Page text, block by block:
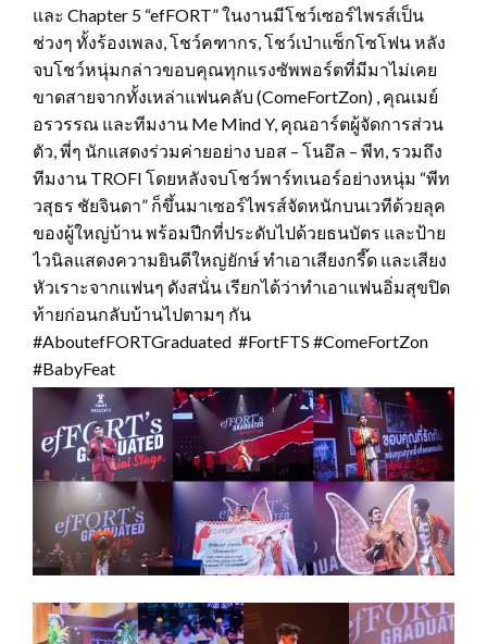
และ Chapter 5 “efFORT” ในงานมีโชว์เซอร์ไพรส์เป็น
ช่วงๆ ทั้งร้องเพลง, โชว์คฑากร, โชว์เป่าแซ็กโซโฟน หลัง
จบโชว์หนุ่มกล่าวขอบคุณทุกแรงซัพพอร์ตที่มีมาไม่เคย
ขาดสายจากทั้งเหล่าแฟนคลับ (ComeFortZon) , คุณเมย์
อรวรรณ และทีมงาน Me Mind Y, คุณอาร์ตผู้จัดการส่วน
ตัว, พี่ๆ นักแสดงร่วมค่ายอย่าง บอส – โนอึล – พีท, รวมถึง
ทีมงาน TROFI โดยหลังจบโชว์พาร์ทเนอร์อย่างหนุ่ม “พีท
วสุธร ชัยจินดา” ก็ขึ้นมาเซอร์ไพรส์จัดหนักบนเวทีด้วยลุค
ของผู้ใหญ่บ้าน พร้อมปีกที่ประดับไปด้วยธนบัตร และป้าย
ไวนิลแสดงความยินดีใหญ่ยักษ์ ทำเอาเสียงกรี๊ด และเสียง
หัวเราะจากแฟนๆ ดังสนั่น เรียกได้ว่าทำเอาแฟนอิ่มสุขปิด
ท้ายก่อนกลับบ้านไปตามๆ กัน
#AboutefFORTGraduated #FortFTS #ComeFortZon
#BabyFeat